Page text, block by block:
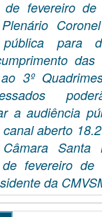
fevereiro
pública para
das
3º
a audiência
aberto
Santa
fevereiro de
da